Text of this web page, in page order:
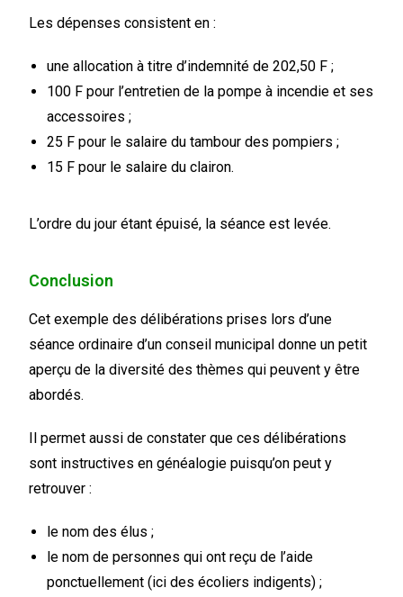
Les dépenses consistent en :
une allocation à titre d’indemnité de 202,50 F ;
100 F pour l’entretien de la pompe à incendie et ses
accessoires ;
25 F pour le salaire du tambour des pompiers ;
15 F pour le salaire du clairon.
L’ordre du jour étant épuisé, la séance est levée.
Conclusion
Cet exemple des délibérations prises lors d’une
séance ordinaire d’un conseil municipal donne un petit
aperçu de la diversité des thèmes qui peuvent y être
abordés.
Il permet aussi de constater que ces délibérations
sont instructives en généalogie puisqu’on peut y
retrouver :
le nom des élus ;
le nom de personnes qui ont reçu de l’aide
ponctuellement (ici des écoliers indigents) ;